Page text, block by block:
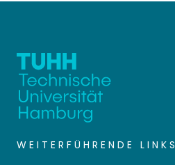
WEITERFÜHRENDE LINKS